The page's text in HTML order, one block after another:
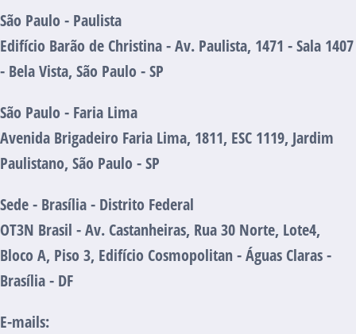
São Paulo - Paulista
Edifício Barão de Christina - Av. Paulista, 1471 - Sala 1407
- Bela Vista, São Paulo - SP
São Paulo - Faria Lima
Avenida Brigadeiro Faria Lima, 1811, ESC 1119, Jardim
Paulistano, São Paulo - SP
Sede - Brasília - Distrito Federal
OT3N Brasil - Av. Castanheiras, Rua 30 Norte, Lote4,
Bloco A, Piso 3, Edifício Cosmopolitan - Águas Claras -
Brasília - DF
E-mails: